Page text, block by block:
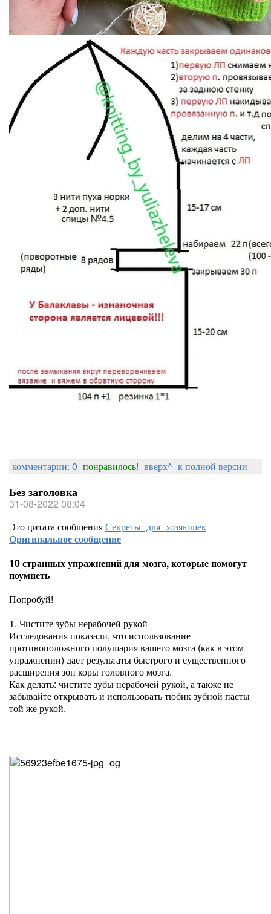
комментарии: 0 понравилось! вверх^ к полной версии
Без заголовка
31-08-2022 08:04
Это цитата сообщенияСекреты_для_хозяюшек
Оригинальное сообщение
10 странных упражнений для мозга, которые помогут
поумнеть
Попробуй!
1. Чистите зубы нерабочей рукой
Исследования показали, что использование
противоположного полушария вашего мозга (как в этом
упражнении) дает результаты быстрого и существенного
расширения зон коры головного мозга.
Как делать: чистите зубы нерабочей рукой, а также не
забывайте открывать и использовать тюбик зубной пасты
той же рукой.